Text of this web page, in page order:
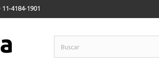
11-4184-1901